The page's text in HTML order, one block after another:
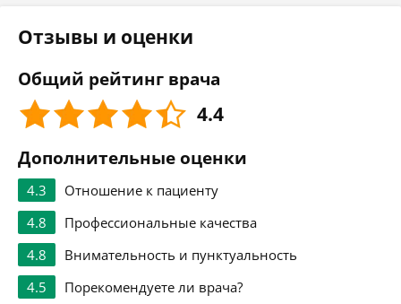
Отзывы и оценки
Общий рейтинг врача
4.4
Дополнительные оценки
4.3
Отношение к пациенту
4.8
Профессиональные качества
4.8
Внимательность и пунктуальность
4.5
Порекомендуете ли врача?